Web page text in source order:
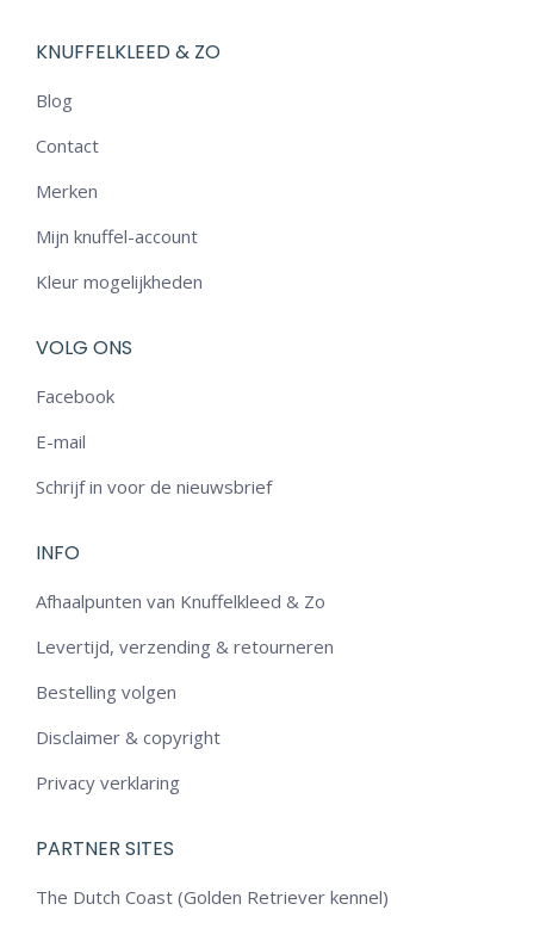
KNUFFELKLEED & ZO
Blog
Contact
Merken
Mijn knuffel-account
Kleur mogelijkheden
VOLG ONS
Facebook
E-mail
Schrijf in voor de nieuwsbrief
INFO
Afhaalpunten van Knuffelkleed & Zo
Levertijd, verzending & retourneren
Bestelling volgen
Disclaimer & copyright
Privacy verklaring
PARTNER SITES
The Dutch Coast (Golden Retriever kennel)